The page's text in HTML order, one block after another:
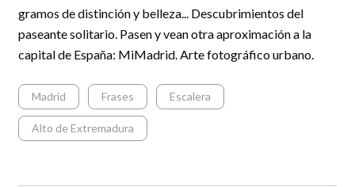
gramos de distinción y belleza... Descubrimientos del
paseante solitario. Pasen y vean otra aproximación a la
capital de España: MiMadrid. Arte fotográfico urbano.
Madrid Frases Escalera
Alto de Extremadura